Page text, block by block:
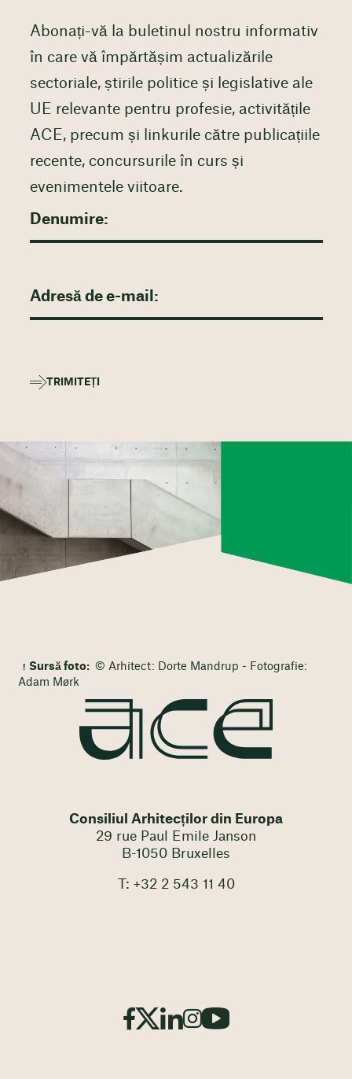
Abonați-vă la buletinul nostru informativ
în care vă împărtășim actualizările
sectoriale, știrile politice și legislative ale
UE relevante pentru profesie, activitățile
ACE, precum și linkurile către publicațiile
recente, concursurile în curs și
evenimentele viitoare.
TRIMITEȚI
Sursă foto: © Arhitect: Dorte Mandrup - Fotografie:
Adam Mørk
Consiliul Arhitecților din Europa
29 rue Paul Emile Janson
B-1050 Bruxelles
T: +32 2 543 11 40